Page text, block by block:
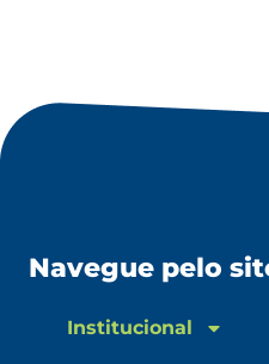
Navegue pelo
Institucional